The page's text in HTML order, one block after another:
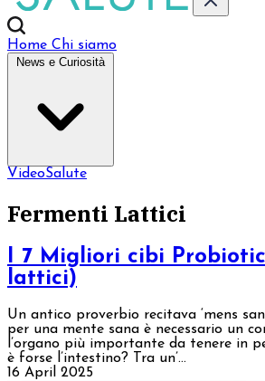
Home Chi siamo
News e Curiosità
VideoSalute
Fermenti Lattici
I 7 Migliori cibi
lattici)
Un antico proverbio recitava ‘mens
per una mente sana è necessario un
l’organo più importante da tenere in
è forse l’intestino? Tra un’...
16 April 2025